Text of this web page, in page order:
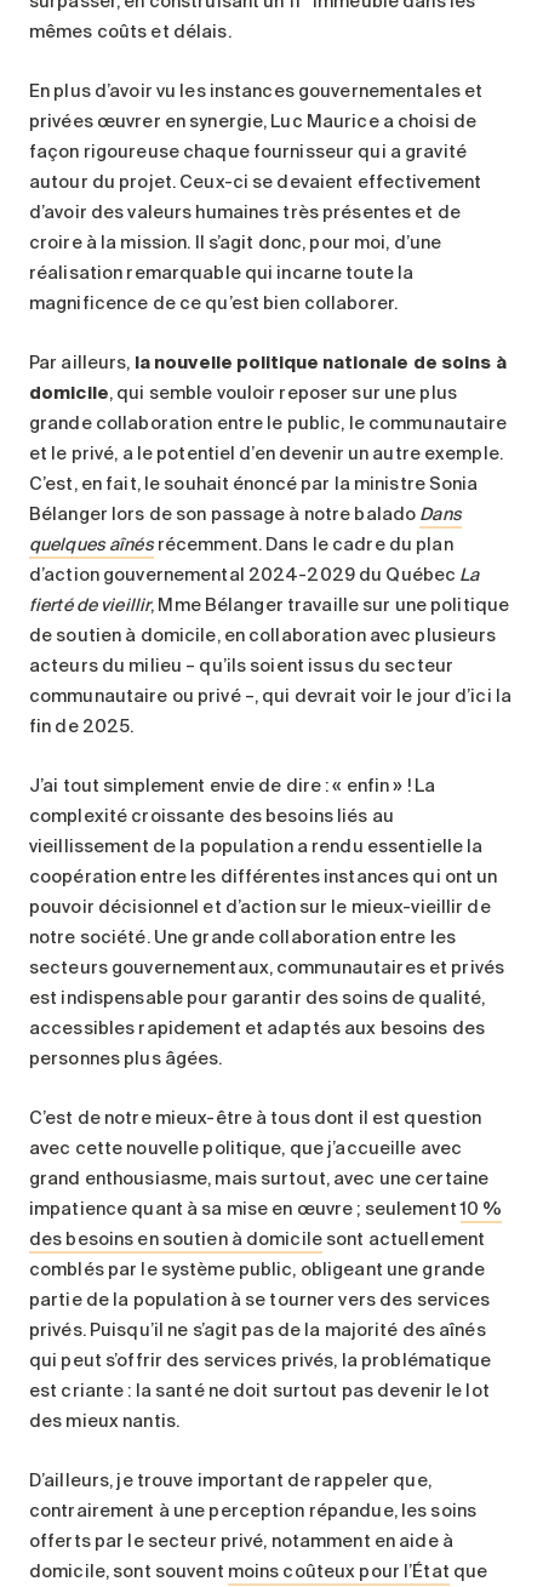
mêmes coûts et délais.
En plus d’avoir vu les instances gouvernementales et
privées œuvrer en synergie, Luc Maurice a choisi de
façon rigoureuse chaque fournisseur qui a gravité
autour du projet. Ceux-ci se devaient effectivement
d’avoir des valeurs humaines très présentes et de
croire à la mission. Il s’agit donc, pour moi, d’une
réalisation remarquable qui incarne toute la
magnificence de ce qu’est bien collaborer.
Par ailleurs, la nouvelle politique nationale de soins à
domicile, qui semble vouloir reposer sur une plus
grande collaboration entre le public, le communautaire
et le privé, a le potentiel d’en devenir un autre exemple.
C’est, en fait, le souhait énoncé par la ministre Sonia
Bélanger lors de son passage à notre balado Dans
quelques aînésrécemment. Dans le cadre du plan
d’action gouvernemental 2024-2029 du Québec La
fierté de vieillir, Mme Bélanger travaille sur une politique
de soutien à domicile, en collaboration avec plusieurs
acteurs du milieu – qu’ils soient issus du secteur
communautaire ou privé –, qui devrait voir le jour d’ici la
fin de 2025.
J’ai tout simplement envie de dire : « enfin » ! La
complexité croissante des besoins liés au
vieillissement de la population a rendu essentielle la
coopération entre les différentes instances qui ont un
pouvoir décisionnel et d’action sur le mieux-vieillir de
notre société. Une grande collaboration entre les
secteurs gouvernementaux, communautaires et privés
est indispensable pour garantir des soins de qualité,
accessibles rapidement et adaptés aux besoins des
personnes plus âgées.
C’est de notre mieux-être à tous dont il est question
avec cette nouvelle politique, que j’accueille avec
grand enthousiasme, mais surtout, avec une certaine
impatience quant à sa mise en œuvre ; seulement10 %
des besoins en soutien à domicilesont actuellement
comblés par le système public, obligeant une grande
partie de la population à se tourner vers des services
privés. Puisqu’il ne s’agit pas de la majorité des aînés
qui peut s’offrir des services privés, la problématique
est criante : la santé ne doit surtout pas devenir le lot
des mieux nantis.
D’ailleurs, je trouve important de rappeler que,
contrairement à une perception répandue, les soins
offerts par le secteur privé, notamment en aide à
domicile, sont souvent moins coûteux pour l’État que